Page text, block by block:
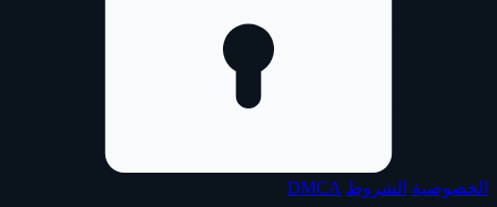
الخصوصية الشروط DMCA